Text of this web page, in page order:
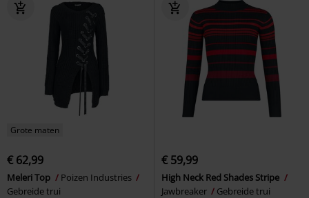
Grote maten
€ 62,99
Meleri Top
Poizen Industries
Gebreide trui
€ 59,99
High Neck Red Shades Stripe
Jawbreaker
Gebreide trui